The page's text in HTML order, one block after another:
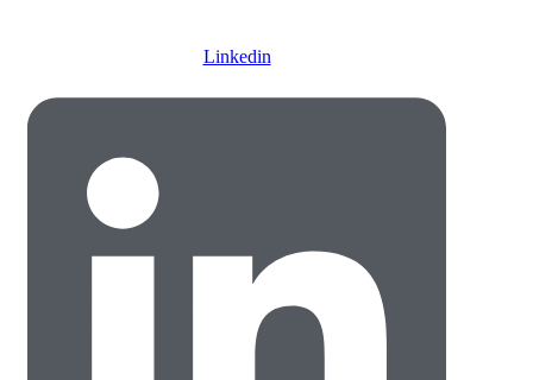
Linkedin